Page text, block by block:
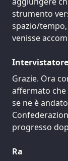
strumento
spazio/
venisse
Intervistatore
Grazie. Ora
affermato che
se ne è
progresso
Ra